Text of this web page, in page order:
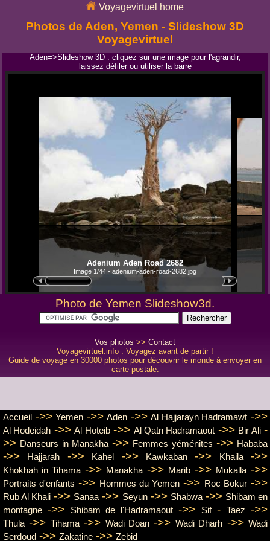
Voyagevirtuel home
Photos de Aden, Yemen - Slideshow 3D
Voyagevirtuel
Accueil ->>Yemen ->>Aden ->>Al Hajjarayn Hadramawt ->>
Al Hodeidah ->>Al Hoteib->> Al Qatn Hadramaout ->> Bir Ali-
>> Danseurs in Manakha->> Femmes yéménites ->> Hababa
->> Hajjarah ->> Kahel ->> Kawkaban->> Khaila->>
Khokhah in Tihama ->> Manakha ->> Marib ->> Mukalla ->>
Portraits d'enfants ->> Hommes du Yemen ->> Roc Bokur->>
Rub Al Khali ->> Sanaa ->> Seyun->> Shabwa->> Shibam en
montagne ->> Shibam de l'Hadramaout->> Sif- Taez ->>
Thula ->> Tihama->> Wadi Doan ->> Wadi Dharh ->>Wadi
Serdoud ->> Zakatine ->> Zebid
Aden=>Slideshow 3D : cliquez sur une image pour l'agrandir,
laissez défiler ou utiliser la barre
Adenium Aden Road 2682
Image 1/44 - adenium-aden-road-2682.jpg
Photo de Yemen Slideshow3d.
Vos photos >> Contact
Voyagevirtuel.info : Voyagez avant de partir !
Guide de voyage en 30000 photos pour découvrir le monde à envoyer en
carte postale.